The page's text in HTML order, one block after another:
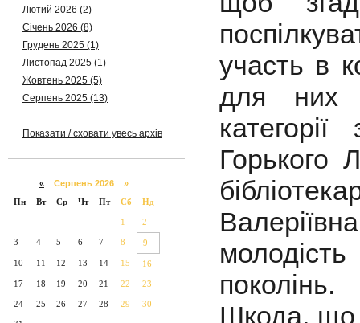
Лютий 2026 (2)
Січень 2026 (8)
Грудень 2025 (1)
Листопад 2025 (1)
Жовтень 2025 (5)
Серпень 2025 (13)
Показати / сховати увесь архів
« Серпень 2026 »
Пн
Вт Ср Чт Пт Сб Нд
1 2
3 4 5 6 7 8 9
10 11 12 13 14 15 16
17 18 19 20 21 22 23
24 25 26 27 28 29 30
участь в
для них
Горького
поколінь.
Шкода, що